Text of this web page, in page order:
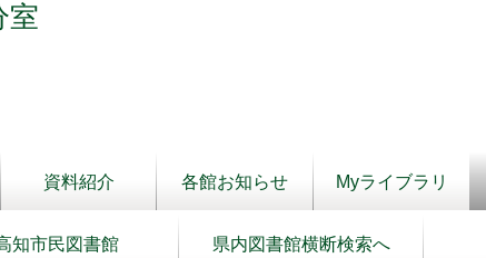
室
資料紹介 各館お知らせ Myライブラリ
知市民図書館
県内図書館横断検索へ